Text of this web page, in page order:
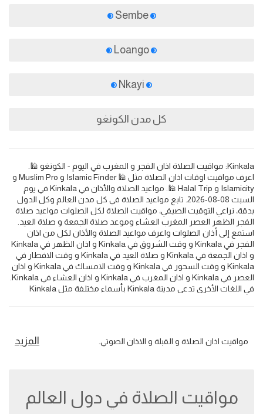
Sembe
كل مدن الكونغو
Kinkala: مواقيت الصلاة اذان الفجر و المغرب في اليوم - الكونغو 🕌.
اعرف مواقيت اوقات اذان الصلاة مثل 🕌 Islamic Finder و Muslim Pro و
Islamicity و Halal Trip 🕌. مواعيد الصلاة والأذان في Kinkala في يوم
السبت 08-08-2026. تابع مواعيد الصلاة في كل مدن العالم وكل الدول
بدقة، نراعي التوقيت الصيفي، مواقيت الصلاة لكل الصلوات مواعيد صلاة
الفجر الظهر العصر المغرب العشاء وموعد صلاة الجمعة و صلاة العيد.
استمع إلى أذان الصلوات واعرف مواعيد الصلاة والأذان لكل من اذان
الفجر في Kinkala و وقت الشروق في Kinkala و اذان الظهر في Kinkala
و اذان الجمعة في Kinkala و صلاة العيد في Kinkala و وقت الافطار في
Kinkala و وقت السحور في Kinkala و وقت الامساك في Kinkala و اذان
في اللغات الأخرى تدعى مدينة Kinkala بأسماء مختلفة مثل Kinkala
مواقيت اذان الصلاة و القبلة و الاذان الصوتي. المزيد
مواقيت الصلاة في دول العالم